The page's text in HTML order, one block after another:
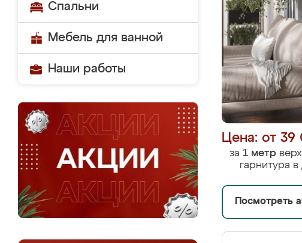
Спальни
Мебель для ванной
Наши работы
Цена: от
за 1 метр
гарнитура в
Посмотреть